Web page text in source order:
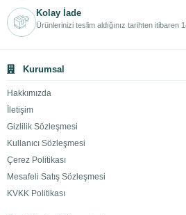
Kolay İade
Ürünlerinizi teslim aldığınız tarihten itibaren
Kurumsal
Hakkımızda
İletişim
Gizlilik Sözleşmesi
Kullanıcı Sözleşmesi
Çerez Politikası
Mesafeli Satış Sözleşmesi
KVKK Politikası